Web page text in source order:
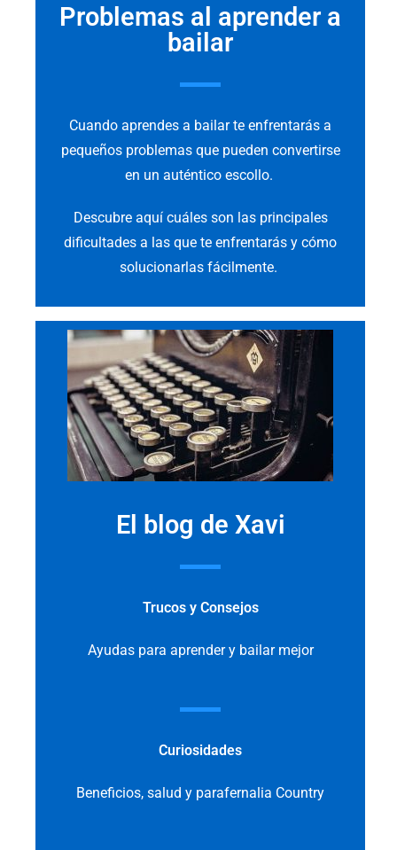
Problemas al aprender a
bailar
Cuando aprendes a bailar te enfrentarás a
pequeños problemas que pueden convertirse
en un auténtico escollo.
Descubre aquí cuáles son las principales
dificultades a las que te enfrentarás y cómo
solucionarlas fácilmente.
El blog de Xavi
Trucos y Consejos
Ayudas para aprender y bailar mejor
Curiosidades
Beneficios, salud y parafernalia Country